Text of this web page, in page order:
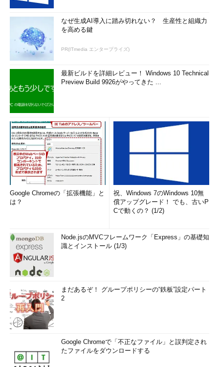
なぜ生成AI導入に踏み切れない？ 生産性と組織力
を高める鍵
PR(ITmedia エンタープライズ)
最新ビルドを詳細レビュー！ Windows 10 Technical
Preview Build 9926がやってきた ...
Google Chromeの「拡張機能」と
は？
祝、Windows 7のWindows 10無
償アップグレード！ でも、古いP
Cで動くの？ (1/2)
Node.jsのMVCフレームワーク「Express」の基礎知
識とインストール (1/3)
まだあるぞ！ グループポリシーの“鉄板”設定パート
2
Google Chromeで「不正なファイル」と誤判定され
たファイルをダウンロードする